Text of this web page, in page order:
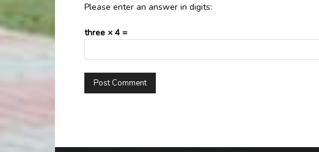
Please enter an answer in digits:
three × 4 =